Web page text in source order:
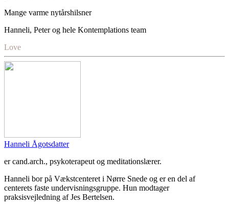
Mange varme nytårshilsner
Hanneli, Peter og hele Kontemplations team
Love
Hanneli Ågotsdatter
er cand.arch., psykoterapeut og meditationslærer.
Hanneli bor på Vækstcenteret i Nørre Snede og er en del af
centerets faste undervisningsgruppe. Hun modtager
praksisvejledning af Jes Bertelsen.